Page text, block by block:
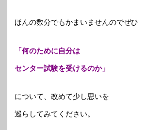
ほんの数分でもかまいませんのでぜひ
「何のために自分は
センター試験を受けるのか」
について、改めて少し思いを
巡らしてみてください。